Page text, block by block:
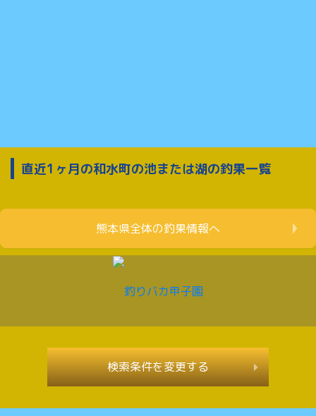
直近1ヶ月の和水町の池または湖の釣果一覧
熊本県全体の釣果情報へ
検索条件を変更する